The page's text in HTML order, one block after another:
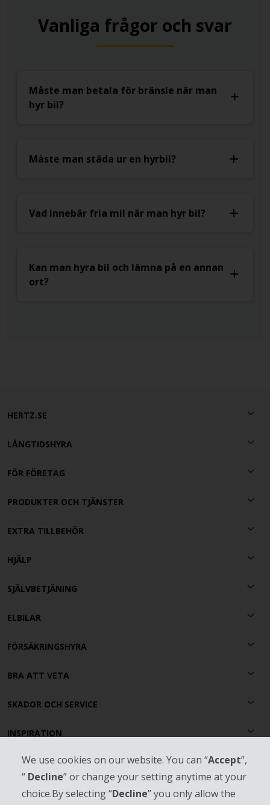
We use cookies on our website. You can “Accept”,
“ Decline” or change your setting anytime at your
choice.By selecting “Decline” you only allow the
Vanliga frågor och svar
Måste man betala för bränsle när man
hyr bil?
Måste man städa ur en hyrbil?
Vad innebär fria mil när man hyr bil?
Kan man hyra bil och lämna på en annan
ort?
HERTZ.SE
LÅNGTIDSHYRA
FÖR FÖRETAG
PRODUKTER OCH TJÄNSTER
EXTRA TILLBEHÖR
HJÄLP
SJÄLVBETJÄNING
ELBILAR
FÖRSÄKRINGSHYRA
BRA ATT VETA
SKADOR OCH SERVICE
INSPIRATION
HERTZ GOLD+
OM HERTZ